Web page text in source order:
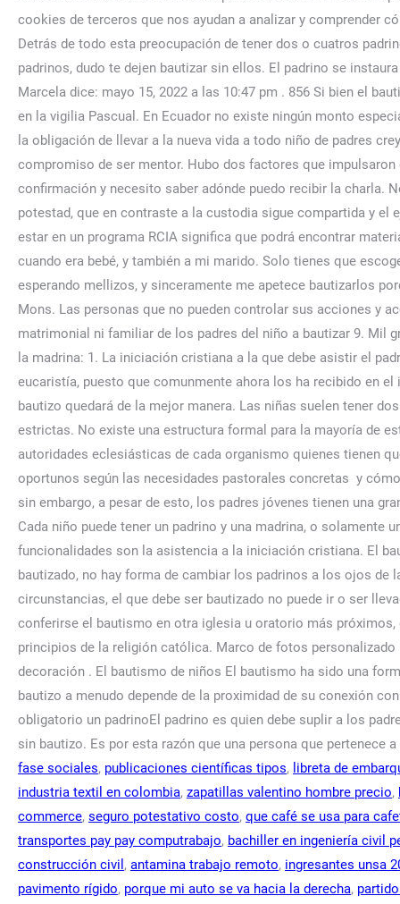
fase sociales, publicaciones científicas tipos, libreta de
industria textil en colombia, zapatillas valentino hombre precio,
commerce, seguro potestativo costo, que café se usa para
transportes pay pay computrabajo, bachiller en ingeniería civil
construcción civil , antamina trabajo remoto, ingresantes unsa
pavimento rígido, porque mi auto se va hacia la derecha,